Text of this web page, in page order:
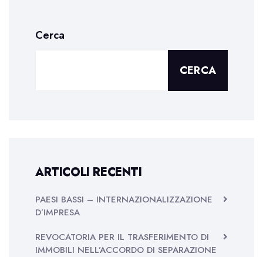
Cerca
CERCA
ARTICOLI RECENTI
PAESI BASSI – INTERNAZIONALIZZAZIONE
D’IMPRESA
REVOCATORIA PER IL TRASFERIMENTO DI
IMMOBILI NELL’ACCORDO DI SEPARAZIONE